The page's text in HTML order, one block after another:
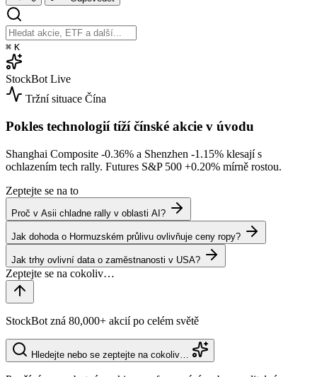
⌘ K
StockBot Live
Tržní situace Čína
Pokles technologií tíží čínské akcie v úvodu
Shanghai Composite -0.36% a Shenzhen -1.15% klesají s
ochlazením tech rally. Futures S&P 500 +0.20% mírně rostou.
Zeptejte se na to
Proč v Asii chladne rally v oblasti AI?
Jak dohoda o Hormuzském průlivu ovlivňuje ceny ropy?
Jak trhy ovlivní data o zaměstnanosti v USA?
StockBot zná 80,000+ akcií po celém světě
Hledejte nebo se zeptejte na cokoliv…